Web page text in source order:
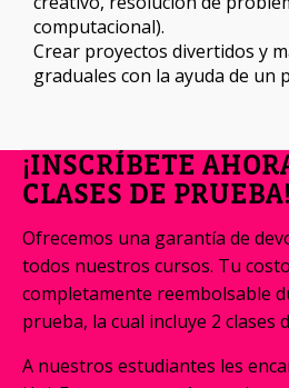
computacional).
Crear proyectos divertidos y
graduales con la ayuda de un
¡INSCRÍBETE
CLASES DE PRUEBA!
Ofrecemos una garantía de
todos nuestros cursos. Tu
completamente reembolsable
prueba, la cual incluye 2 clases
A nuestros estudiantes les